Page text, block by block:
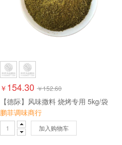
九叶青
￥ 154.30 ￥152.60
【德际】风味撒料 烧烤专用 5kg/袋
鹏菲调味商行
加入购物车